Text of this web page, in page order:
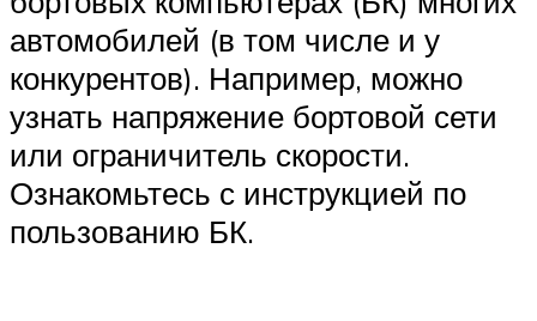
автомобилей (в том числе и у
конкурентов). Например, можно
узнать напряжение бортовой сети
или ограничитель скорости.
Ознакомьтесь с инструкцией по
пользованию БК.